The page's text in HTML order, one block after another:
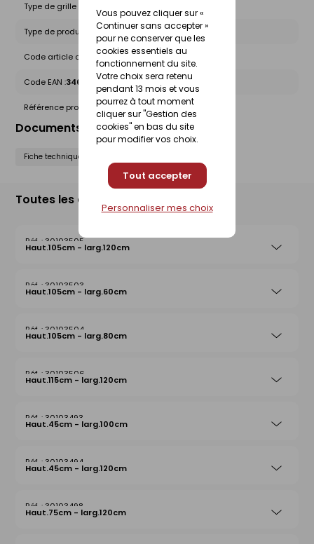
Vous pouvez cliquer sur «
Continuer sans accepter »
pour ne conserver que les
cookies essentiels au
fonctionnement du site.
Votre choix sera retenu
pendant 13 mois et vous
pourrez à tout moment
cliquer sur "Gestion des
cookies" en bas du site
pour modifier vos choix.
Tout accepter
Personnaliser mes choix
Type de grille :
Type de produit : Grilles de défense
Code article chez le fournisseur :GO95/60
Code EAN :3462441083146
Référence produit nationale Gedimat :30103499
Documents liés
Fiche technique
Toutes les déclinaisons
30103505
Haut.105cm - larg.120cm
30103503
Haut.105cm - larg.60cm
30103504
Haut.105cm - larg.80cm
30103506
Haut.115cm - larg.120cm
30103493
Haut.45cm - larg.100cm
30103494
Haut.45cm - larg.120cm
30103498
Haut.75cm - larg.120cm